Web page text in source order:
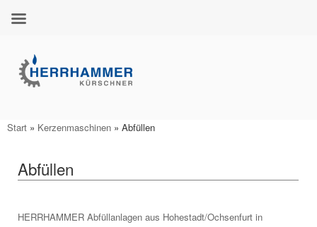
springen
Start » Kerzenmaschinen » Abfüllen
Abfüllen
HERRHAMMER Abfüllanlagen aus Hohestadt/Ochsenfurt in